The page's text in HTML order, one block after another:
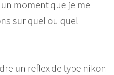
moment que je me
sur quel ou quel
un reflex de type nikon